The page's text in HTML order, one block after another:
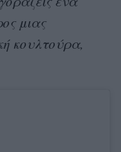
μιας
κουλτούρα,